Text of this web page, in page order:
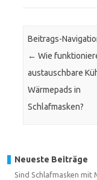
Beitrags-
← Wie
austauschbare
Wärmepads in
Schlafmasken?
Neueste Beiträge
Sind Schlafmasken mit